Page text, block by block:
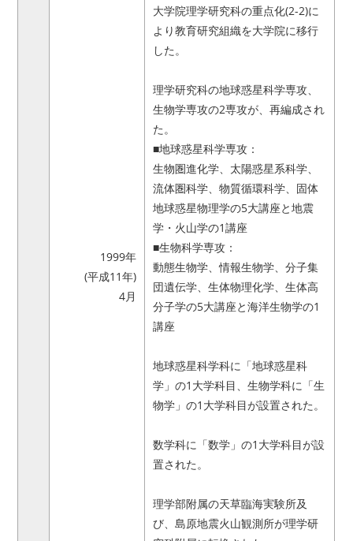
1999年
(平成11年)
4月
大学院理学研究科の重点化(2-2)に
より教育研究組織を大学院に移行
した。
理学研究科の地球惑星科学専攻、
生物学専攻の2専攻が、再編成され
た。
■地球惑星科学専攻：
生物圏進化学、太陽惑星系科学、
流体圏科学、物質循環科学、固体
地球惑星物理学の5大講座と地震
学・火山学の1講座
■生物科学専攻：
動態生物学、情報生物学、分子集
団遺伝学、生体物理化学、生体高
分子学の5大講座と海洋生物学の1
講座
地球惑星科学科に「地球惑星科
学」の1大学科目、生物学科に「生
物学」の1大学科目が設置された。
数学科に「数学」の1大学科目が設
置された。
理学部附属の天草臨海実験所及
び、島原地震火山観測所が理学研